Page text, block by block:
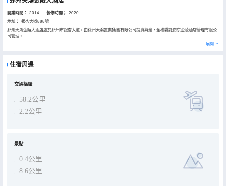
開業時間： 2014 装修時間； 2020
地址：
銀杏大道888號
邳州天鴻金陵大酒店處於邳州市銀杏大道，由徐州天鴻置業集團有限公司投資興建，全權委託南京金陵酒店管理有限公
司管理。
精美客房內的暖木色調平添一份温馨柔和；有商務寬帶數據接口、無線網絡、國內/外衞星電視\迷你酒吧、電子保險箱等
設施。235平米的總統套房內，有奢華的卧室、書房、餐廳，洗浴間內有按摩浴缸，貼心的管家式服務讓你尊享禮物。
760平方米的多功能廳及6間大小會議室，擁有先進的會議設施,是組織會議、舉辦宴會的理想之選。
展開
住宿周邊
交通樞紐
58.2公里
2.2公里
景點
0.4公里
8.6公里